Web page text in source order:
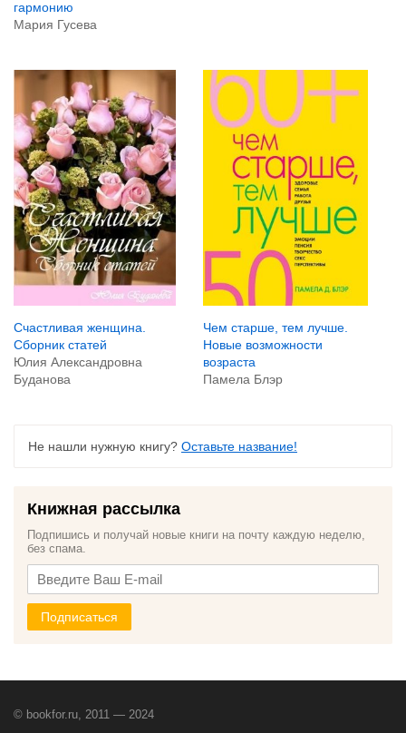
гармонию
Мария Гусева
Счастливая женщина.
Сборник статей
Юлия Александровна
Буданова
Чем старше, тем лучше.
Новые возможности
возраста
Памела Блэр
Не нашли нужную книгу? Оставьте название!
Книжная рассылка
Подпишись и получай новые книги на почту каждую неделю,
без спама.
Подписаться
© bookfor.ru, 2011 — 2024